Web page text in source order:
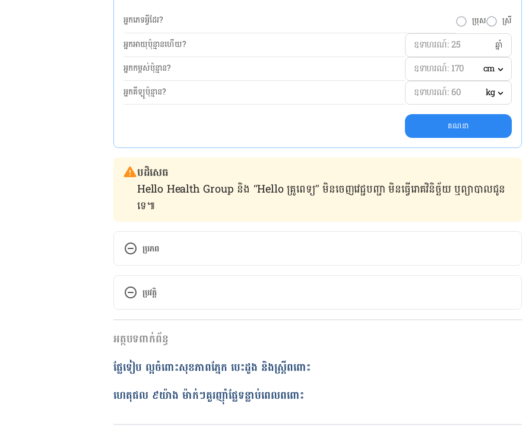
អ្នកភេទអ្វីដែរ? ប្រុស ស្រី
អ្នកអាយុប៉ុន្មានហើយ?
ឆ្នាំ
អ្នកកម្ពស់ប៉ុន្មាន?
cm
អ្នកគីឡូប៉ុន្មាន?
kg
គណនា
បដិសេធ
Hello Health Group និង “Hello គ្រូពេទ្យ” មិន​ចេញ​វេជ្ជបញ្ជា មិន​ធ្វើ​រោគវិនិច្ឆ័យ ឬ​ព្យាបាល​ជូន​
ទេ៕
ប្រភព
10 Unbelievable Health Benefits of Egg Fruit for You
https://drhealthbenefits.com/food-bevarages/fruits/health-benefits-of-egg-fruit
Health benefits of Canistel
https://www.healthbenefitstimes.com/canistel/
8 HEALTH BENEFITS OF CANISTEL
ប្រវត្តិ
កំណែ​ប្រែបច្ចុប្បន្ន
20/09/2021
អត្ថបទ​ដោយ
សុខ វណ្ណ
ត្រួតពិនិត្យដោយ វេជ្ជ. ចាន់ ស៊ីណេត
បច្ចុប្បន្នភាពដោយ៖
ទូច សុខា
អត្ថបទពាក់ព័ន្ធ
​​ផ្លែ​ទៀប​ ល្អ​ចំពោះ​សុខភាពភ្នែក បេះដូង និង​ស្រ្តីពពោះ
ហេតុផល ៩យ៉ាង ម៉ាក់ៗគួរញ៉ាំផ្លែទន្លាប់ពេលពពោះ